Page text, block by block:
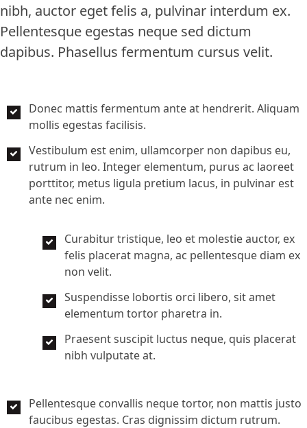
nibh, auctor eget felis a, pulvinar interdum ex.
Pellentesque egestas neque sed dictum
dapibus. Phasellus fermentum cursus velit.
Donec mattis fermentum ante at hendrerit. Aliquam
mollis egestas facilisis.
Vestibulum est enim, ullamcorper non dapibus eu,
rutrum in leo. Integer elementum, purus ac laoreet
porttitor, metus ligula pretium lacus, in pulvinar est
ante nec enim.
Curabitur tristique, leo et molestie auctor, ex
felis placerat magna, ac pellentesque diam ex
non velit.
Suspendisse lobortis orci libero, sit amet
elementum tortor pharetra in.
Praesent suscipit luctus neque, quis placerat
nibh vulputate at.
Pellentesque convallis neque tortor, non mattis justo
faucibus egestas. Cras dignissim dictum rutrum.